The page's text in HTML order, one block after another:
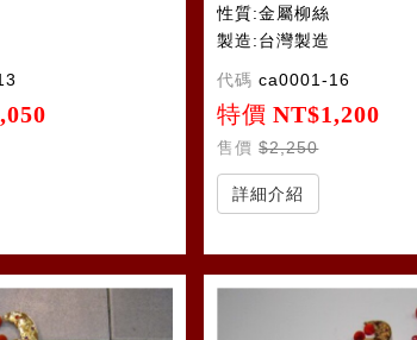
性質:金屬柳絲
製造:台灣製造
代碼 ca0001-16
特價 NT$1,200
售價 $2,250
詳細介紹